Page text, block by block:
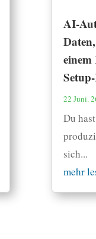
AI-
einem
22 Juni.
Du
sich...
mehr